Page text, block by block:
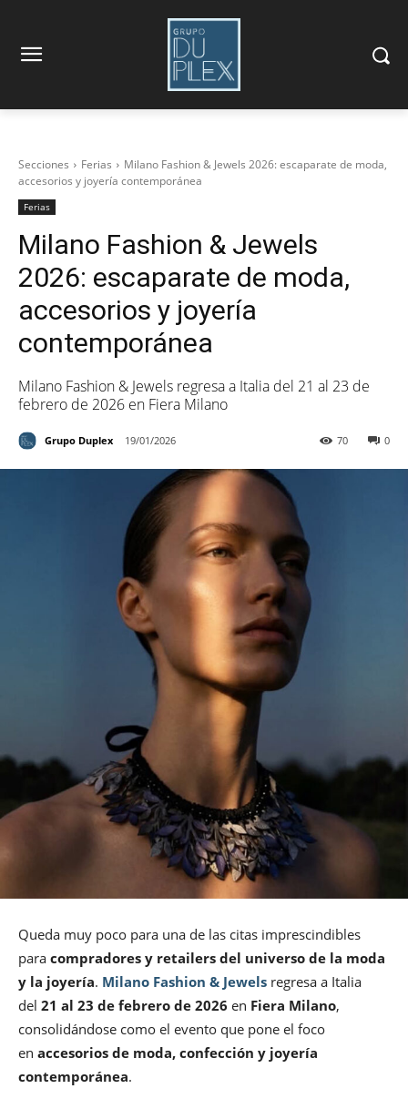
Secciones Ferias
Milano Fashion & Jewels 2026: escaparate de moda,
accesorios y joyería contemporánea
Ferias
Milano Fashion & Jewels
2026: escaparate de moda,
accesorios y joyería
contemporánea
Milano Fashion & Jewels regresa a Italia del 21 al 23 de
febrero de 2026 en Fiera Milano
Grupo Duplex 19/01/2026 0
70
Queda muy poco para una de las citas imprescindibles
para compradores y retailers del universo de la moda
y la joyería. Milano Fashion & Jewels regresa a Italia
del 21 al 23 de febrero de 2026 en Fiera Milano,
consolidándose como el evento que pone el foco
en accesorios de moda, confección y joyería
contemporánea.